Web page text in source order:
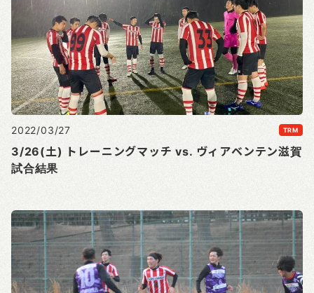
2022/03/27 TRM
3/26(土) トレーニングマッチ vs. ヴィアベンテン滋賀
試合結果